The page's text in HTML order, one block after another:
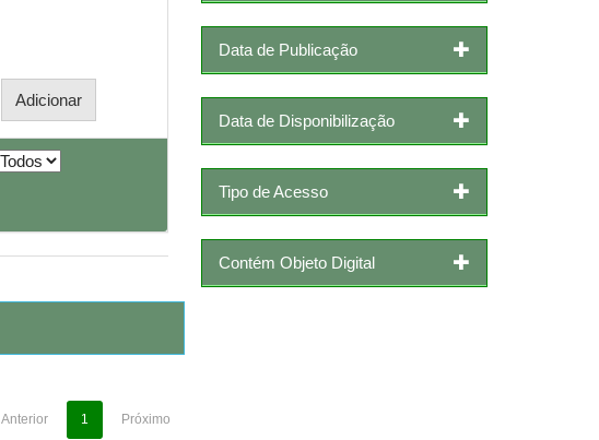
Anterior 1 Próximo
Data de Publicação
Data de Disponibilização
Tipo de Acesso
Contém Objeto Digital